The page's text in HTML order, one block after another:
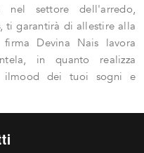
nel settore dell'arredo,
, ti garantirà di allestire alla
Devina Nais lavora
in quanto realizza
ilmood dei tuoi sogni e